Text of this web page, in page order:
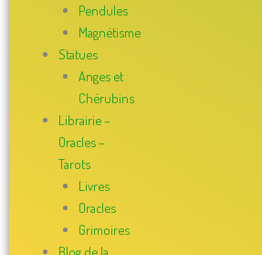
Pendules
Magnétisme
Statues
Anges et
Chérubins
Librairie –
Oracles –
Tarots
Livres
Oracles
Grimoires
Blog de la